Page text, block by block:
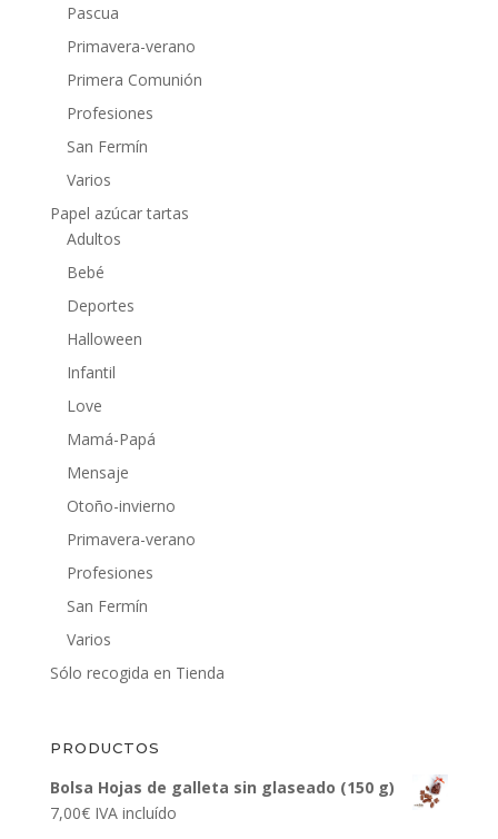
Pascua
Primavera-verano
Primera Comunión
Profesiones
San Fermín
Varios
Papel azúcar tartas
Adultos
Bebé
Deportes
Halloween
Infantil
Love
Mamá-Papá
Mensaje
Otoño-invierno
Primavera-verano
Profesiones
San Fermín
Varios
Sólo recogida en Tienda
PRODUCTOS
Bolsa Hojas de galleta sin glaseado (150 g)
7,00€ IVA incluído